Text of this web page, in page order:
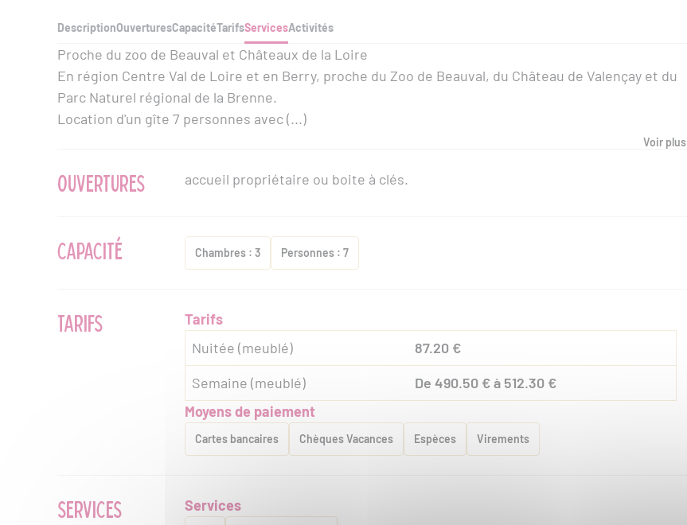
DescriptionOuvertures Activités
CapacitéTarifsServices
Proche du zoo de Beauval et Châteaux de la Loire
En région Centre Val de Loire et en Berry, proche du Zoo de Beauval, du Château de Valençay et du
Parc Naturel régional de la Brenne.
Location d'un gîte 7 personnes avec (...)
Voir plus
OUVERTURES accueil propriétaire ou boite à clés.
CAPACITÉ Chambres : 3 Personnes : 7
TARIFS
Tarifs
Nuitée (meublé)
87.20 €
Semaine (meublé)
De 490.50 € à 512.30 €
Moyens de paiement
Cartes bancaires Chèques Vacances Espèces Virements
SERVICES Services